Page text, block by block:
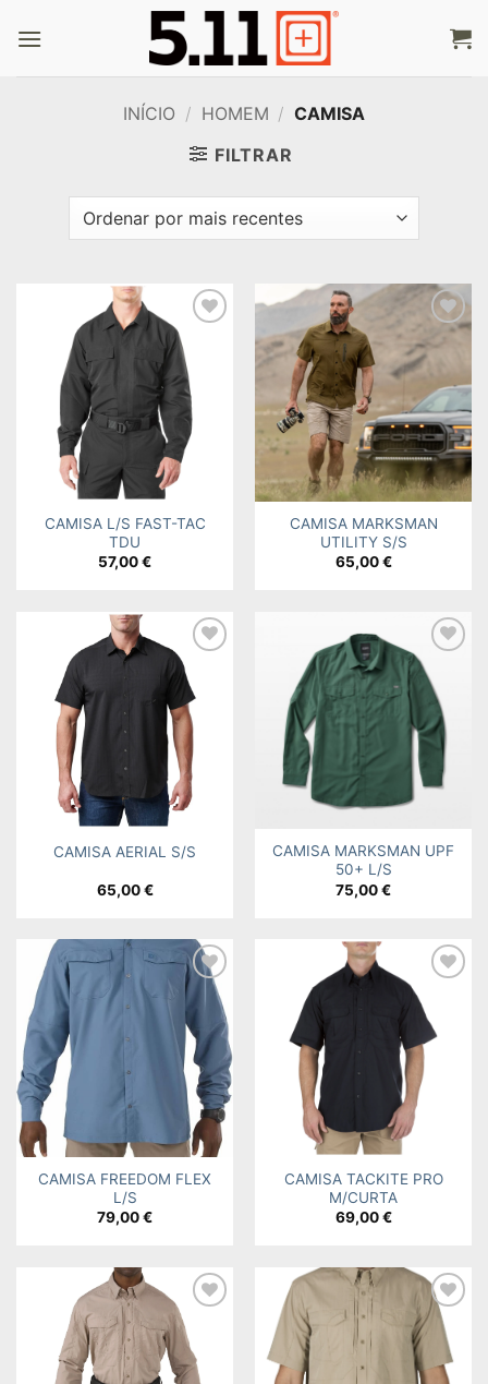
INÍCIO / HOMEM / CAMISA
FILTRAR
Add to
wishlist
CAMISA L/S FAST-TAC
TDU
57,00€
wishlist
CAMISA MARKSMAN
UTILITY S/S
65,00€
Add to
wishlist
CAMISA AERIAL S/S
65,00€
Add to
wishlist
CAMISA MARKSMAN UPF
50+ L/S
75,00€
Add to
wishlist
CAMISA FREEDOM FLEX
L/S
79,00€
wishlist
CAMISA TACKITE PRO
M/CURTA
69,00€
Add to
wishlist
Add to
wishlist